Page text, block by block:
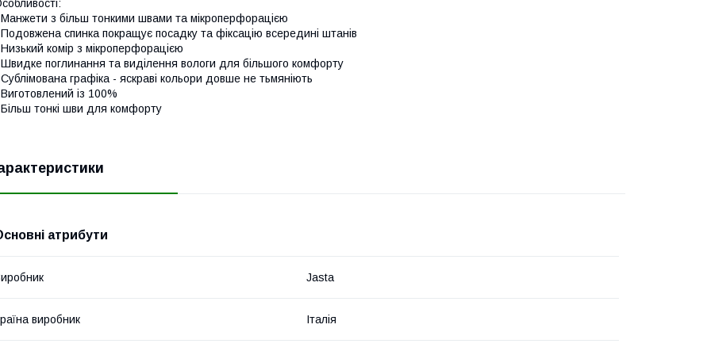
з більш тонкими швами та мікроперфорацією
спинка покращує посадку та фіксацію всередині штанів
комір з мікроперфорацією
поглинання та виділення вологи для більшого комфорту
графіка - яскраві кольори довше не тьмяніють
із 100%
тонкі шви для комфорту
атрибути
Jasta
виробник Італія